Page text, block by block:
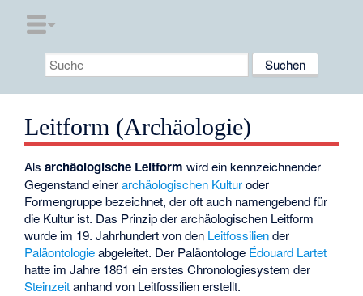
Leitform (Archäologie)
Alsarchäologische Leitform wird ein kennzeichnender
Gegenstand einerarchäologischen Kulturoder
Formengruppe bezeichnet, der oft auch namengebend für
die Kultur ist. Das Prinzip der archäologischen Leitform
wurde im 19. Jahrhundert von den Leitfossiliender
Paläontologieabgeleitet. Der Paläontologe Édouard Lartet
hatte im Jahre 1861 ein erstes Chronologiesystem der
Steinzeitanhand von Leitfossilien erstellt.